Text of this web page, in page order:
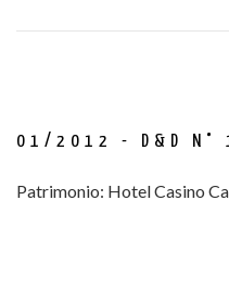
01/2012 - D&D N°
Patrimonio: Hotel Casino